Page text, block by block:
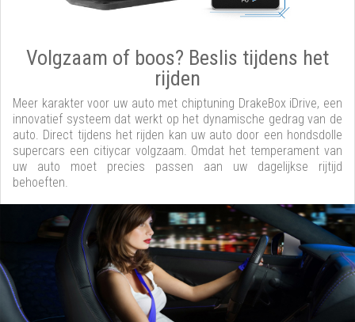
Volgzaam of boos? Beslis tijdens het
rijden
Meer karakter voor uw auto met chiptuning DrakeBox iDrive, een
innovatief systeem dat werkt op het dynamische gedrag van de
auto. Direct tijdens het rijden kan uw auto door een hondsdolle
supercars een citiycar volgzaam. Omdat het temperament van
uw auto moet precies passen aan uw dagelijkse rijtijd
behoeften.